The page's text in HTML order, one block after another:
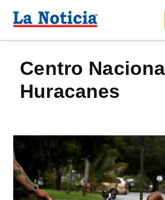
Para mantenerte informado
contenido
Noticia
Centro Nacional de
Huracanes